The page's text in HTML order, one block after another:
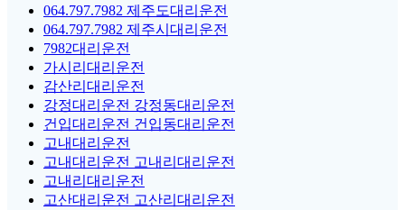
064.797.7982 제주도대리운전
064.797.7982 제주시대리운전
7982대리운전
가시리대리운전
감산리대리운전
강정대리운전 강정동대리운전
건입대리운전 건입동대리운전
고내대리운전
고내대리운전 고내리대리운전
고내리대리운전
고산대리운전 고산리대리운전